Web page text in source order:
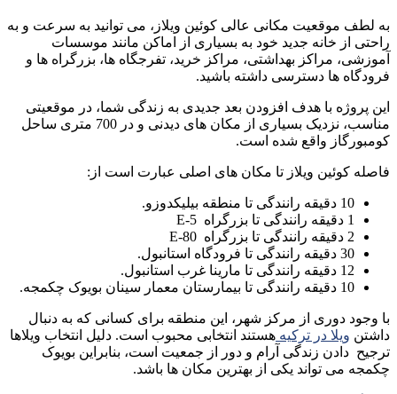
به لطف موقعیت مکانی عالی کوئین ویلاز، می توانید به سرعت و به
راحتی از خانه جدید خود به بسیاری از اماکن مانند موسسات
آموزشی، مراکز بهداشتی، مراکز خرید، تفرجگاه ها، بزرگراه ها و
فرودگاه ها دسترسی داشته باشید.
این پروژه با هدف افزودن بعد جدیدی به زندگی شما، در موقعیتی
مناسب، نزدیک بسیاری از مکان های دیدنی و در 700 متری ساحل
کومبورگاز واقع شده است.
فاصله کوئین ویلاز تا مکان های اصلی عبارت است از :
10 دقیقه رانندگی تا منطقه بیلیکدوزو.
1 دقیقه رانندگی تا بزرگراه
2 دقیقه رانندگی تا بزرگراه
30 دقیقه رانندگی تا فرودگاه استانبول.
12 دقیقه رانندگی تا مارینا غرب استانبول.
10 دقیقه رانندگی تا بیمارستان معمار سینان بویوک چکمجه.
با وجود دوری از مرکز شهر، این منطقه برای کسانی که به دنبال
داشتن ویلا در ترکیه هستند انتخابی محبوب است. دلیل انتخاب ویلاها
ترجیح دادن زندگی آرام و دور از جمعیت است، بنابراین بویوک
چکمجه می تواند یکی از بهترین مکان ها باشد.